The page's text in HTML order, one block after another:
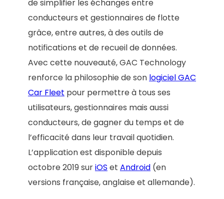
de simplifier les échanges entre
conducteurs et gestionnaires de flotte
grâce, entre autres, à des outils de
notifications et de recueil de données.
Avec cette nouveauté, GAC Technology
renforce la philosophie de son logiciel GAC
Car Fleet pour permettre à tous ses
utilisateurs, gestionnaires mais aussi
conducteurs, de gagner du temps et de
l’efficacité dans leur travail quotidien.
L’application est disponible depuis
octobre 2019 suriOS et Android (en
versions française, anglaise et allemande).